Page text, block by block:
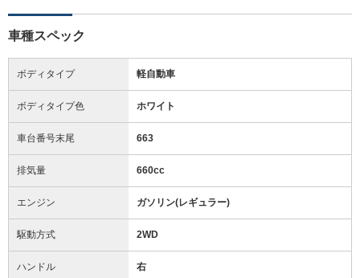
車種スペック
ボディタイプ 軽自動車
ボディタイプ色 ホワイト
車台番号末尾 663
排気量 660cc
エンジン ガソリン(レギュラー)
駆動方式 2WD
ハンドル 右